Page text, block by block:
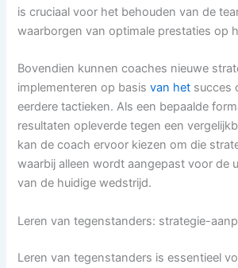
is cruciaal voor het behouden van de
waarborgen van optimale prestaties op
Bovendien kunnen coaches nieuwe
implementeren op basisvan het succes
eerdere tactieken. Als een bepaalde
resultaten opleverde tegen een
kan de coach ervoor kiezen om die
waarbij alleen wordt aangepast voor de
van de huidige wedstrijd.
Leren van tegenstanders: strategie-
Leren van tegenstanders is essentieel